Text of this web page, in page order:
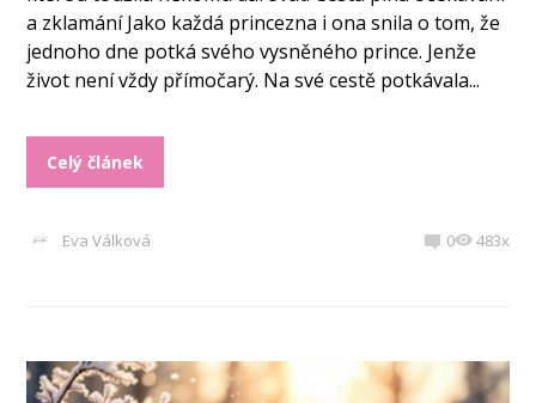
a zklamání Jako každá princezna i ona snila o tom, že
jednoho dne potká svého vysněného prince. Jenže
život není vždy přímočarý. Na své cestě potkávala...
Celý článek
Eva Válková 0 483x